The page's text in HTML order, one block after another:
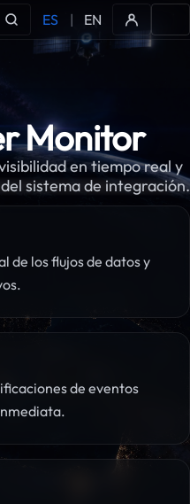
ES | EN
Monitor
en tiempo real y
sistema de integración.
de los flujos de datos y
de eventos